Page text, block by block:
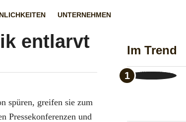
UNTERNEHMEN
als
entlarvt
spüren, greifen sie zum
Pressekonferenzen und
Im Trend